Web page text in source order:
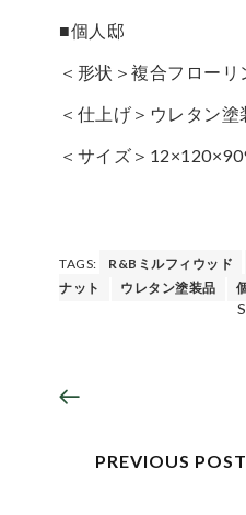
■個人邸
＜形状＞複合フローリ
＜仕上げ＞ウレタン塗
＜サイズ＞
TAGS: R&Bミルフィウッド
ナット
ウレタン塗装品
PREVIOUS POST